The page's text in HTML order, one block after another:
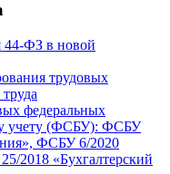
44-ФЗ в новой
трудовых
федеральных
учету (ФСБУ): ФСБУ
ФСБУ 6/2020
2018 «Бухгалтерский